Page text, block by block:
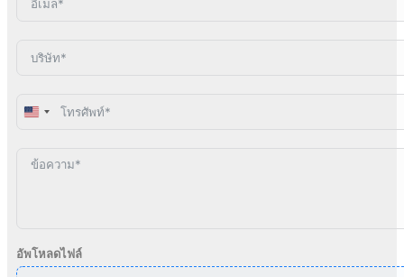
United
อัพโหลดไฟล์